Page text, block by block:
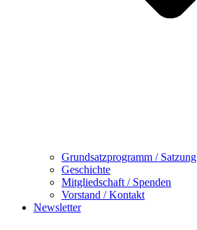
Grundsatzprogramm / Satzung
Geschichte
Mitgliedschaft / Spenden
Vorstand / Kontakt
Newsletter